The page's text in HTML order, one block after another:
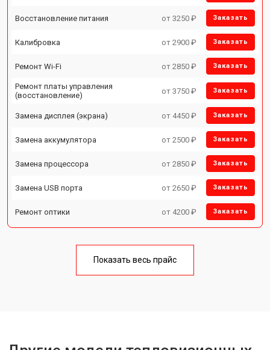
Восстановление питания от 3250 ₽ Заказать
Калибровка от 2900 ₽ Заказать
Ремонт Wi-Fi от 2850 ₽ Заказать
Ремонт платы управления
(восстановление)
от 3750 ₽ Заказать
Замена дисплея (экрана) от 4450 ₽ Заказать
Замена аккумулятора от 2500 ₽ Заказать
Замена процессора от 2850 ₽ Заказать
Замена USB порта от 2650 ₽ Заказать
Ремонт оптики от 4200 ₽ Заказать
Показать весь прайс